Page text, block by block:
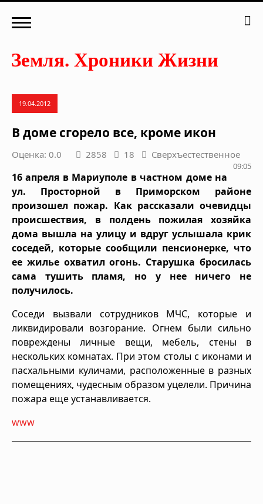
19.04.2012
В доме сгорело все, кроме икон
Оценка: 0.0 2858 18 Сверхъестественное
09:05
16 апреля в Мариуполе в частном доме на
ул. Просторной в Приморском районе
произошел пожар. Как рассказали очевидцы
происшествия, в полдень пожилая хозяйка
дома вышла на улицу и вдруг услышала крик
соседей, которые сообщили пенсионерке, что
ее жилье охватил огонь. Старушка бросилась
сама тушить пламя, но у нее ничего не
получилось.
Соседи вызвали сотрудников МЧС, которые и
ликвидировали возгорание. Огнем были сильно
повреждены личные вещи, мебель, стены в
нескольких комнатах. При этом столы с иконами и
пасхальными куличами, расположенные в разных
помещениях, чудесным образом уцелели. Причина
пожара еще устанавливается.
www